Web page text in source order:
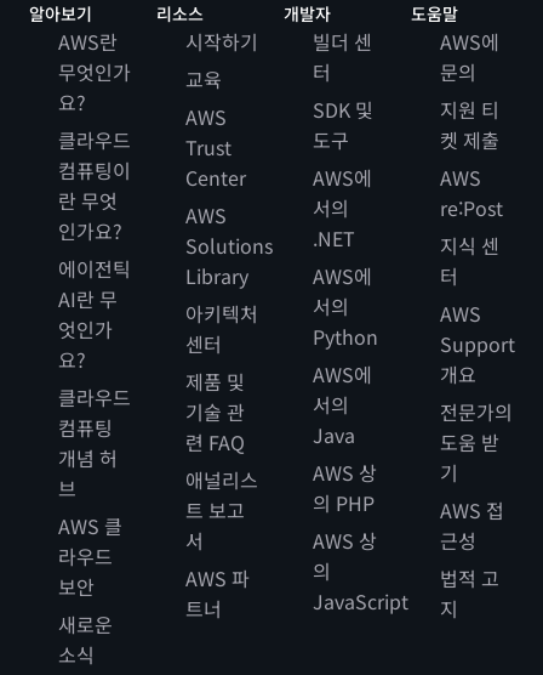
알아보기
AWS란
무엇인가
요?
클라우드
컴퓨팅이
란 무엇
인가요?
에이전틱
AI란 무
엇인가
요?
클라우드
컴퓨팅
개념 허
브
AWS 클
라우드
보안
새로운
소식
리소스
시작하기
교육
AWS
Trust
Center
AWS
Solutions
Library
아키텍처
센터
제품 및
기술 관
련 FAQ
애널리스
트 보고
서
AWS 파
트너
개발자
빌더 센
터
SDK 및
도구
AWS에
서의
.NET
AWS에
서의
Python
AWS에
서의
Java
AWS 상
의 PHP
AWS 상
의
JavaScript
도움말
AWS에
문의
지원 티
켓 제출
AWS
re:Post
지식 센
터
AWS
Support
개요
전문가의
도움 받
기
AWS 접
근성
법적 고
지